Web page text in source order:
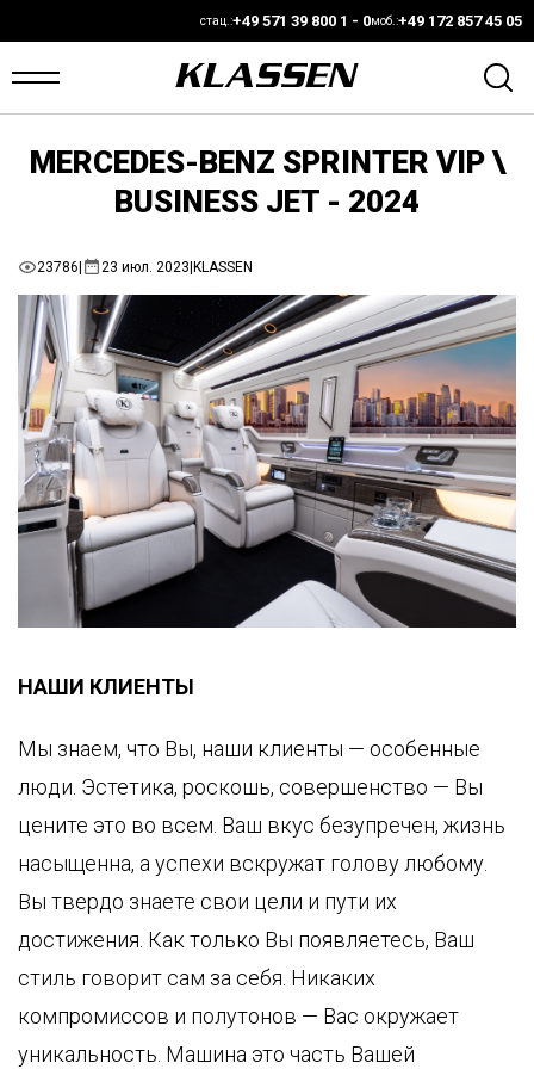
стац.:+49 571 39 800 1 - 0моб.:+49 172 857 45 05
КОМПАНИЯ
BRAND
KLASSEN
HÄNDLER
FINDEN
VIP
ПЕРЕВОЗКИ
МОБИЛЬНЫЙ
ОФИС
В
АВТОМОБИЛЕ
MERCEDES-BENZ SPRINTER VIP \
BUSINESS JET - 2024
23786 23 июл. 2023 KLASSEN
НАШИ КЛИЕНТЫ
Мы знаем, что Вы, наши клиенты — особенные
люди. Эстетика, роскошь, совершенство — Вы
цените это во всем. Ваш вкус безупречен, жизнь
насыщенна, а успехи вскружат голову любому.
Вы твердо знаете свои цели и пути их
достижения. Как только Вы появляетесь, Ваш
стиль говорит сам за себя. Никаких
компромиссов и полутонов — Вас окружает
уникальность. Машина это часть Вашей